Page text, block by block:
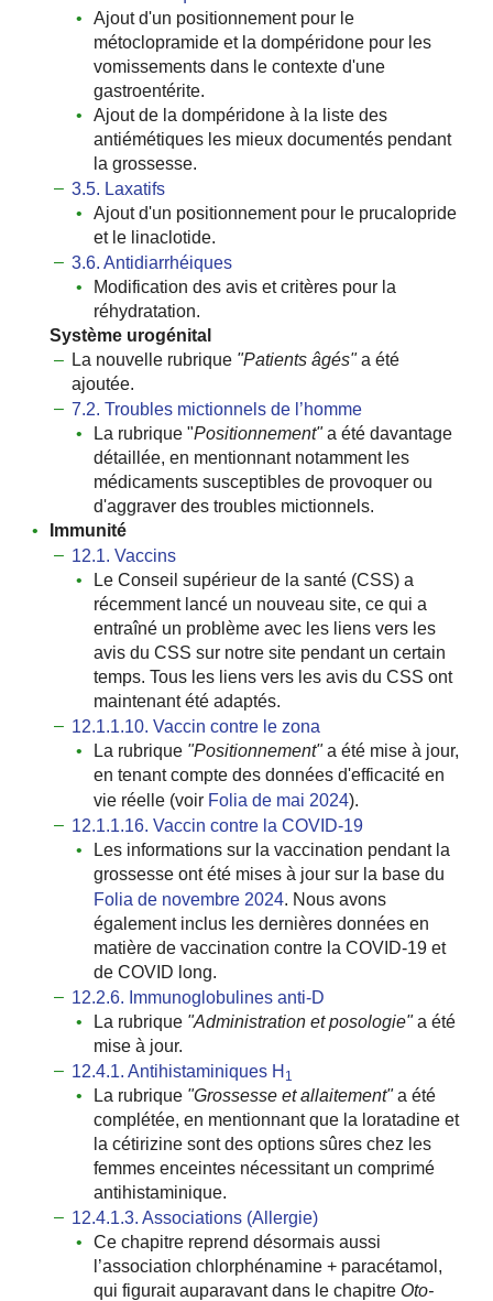
Ajout d'un positionnement pour le
métoclopramide et la dompéridone pour les
vomissements dans le contexte d'une
gastroentérite.
Ajout de la dompéridone à la liste des
antiémétiques les mieux documentés pendant
la grossesse.
3.5. Laxatifs
Ajout d'un positionnement pour le prucalopride
et le linaclotide.
3.6. Antidiarrhéiques
Modification des avis et critères pour la
réhydratation.
Système urogénital
La nouvelle rubrique ʺPatients âgésʺa été
ajoutée.
7.2. Troubles mictionnels de l’homme
La rubrique ʺPositionnementʺa été davantage
détaillée, en mentionnant notamment les
médicaments susceptibles de provoquer ou
d'aggraver des troubles mictionnels.
Immunité
12.1. Vaccins
Le Conseil supérieur de la santé (CSS) a
récemment lancé un nouveau site, ce qui a
entraîné un problème avec les liens vers les
avis du CSS sur notre site pendant un certain
temps. Tous les liens vers les avis du CSS ont
maintenant été adaptés.
12.1.1.10. Vaccin contre le zona
La rubrique ʺPositionnementʺa été mise à jour,
en tenant compte des données d'efficacité en
vie réelle (voir Folia de mai 2024).
12.1.1.16. Vaccin contre la COVID-19
Les informations sur la vaccination pendant la
grossesse ont été mises à jour sur la base du
Folia de novembre 2024. Nous avons
également inclus les dernières données en
matière de vaccination contre la COVID-19 et
de COVID long.
12.2.6. Immunoglobulines anti-D
La rubrique ʺAdministration et posologieʺa été
mise à jour.
12.4.1. Antihistaminiques H 1
La rubrique ʺGrossesse et allaitementʺa été
complétée, en mentionnant que la loratadine et
la cétirizine sont des options sûres chez les
femmes enceintes nécessitant un comprimé
antihistaminique.
12.4.1.3. Associations (Allergie)
Ce chapitre reprend désormais aussi
l’association chlorphénamine + paracétamol,
qui figurait auparavant dans le chapitre Oto-